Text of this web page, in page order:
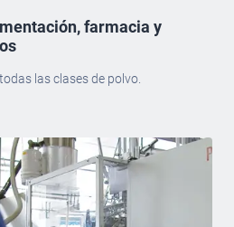
farmacia y
las clases de polvo.